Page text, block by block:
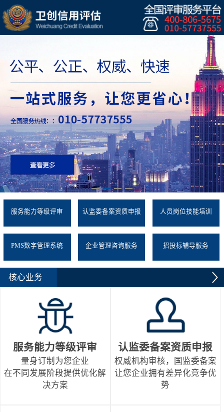
服务能力等级评审 认监委备案资质申报 人员岗位技能培训
PMS数字管理系统 企业管理咨询服务 招投标辅导服务
核心业务
服务能力等级评审
量身订制为您企业
在不同发展阶段提供优化解
决方案
认监委备案资质申报
权威机构审核，国监委备案
让您企业拥有差异化竞争优
势